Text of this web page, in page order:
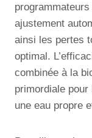
ajustement
ainsi les pertes
optimal.
combinée à la
primordiale
une eau propre